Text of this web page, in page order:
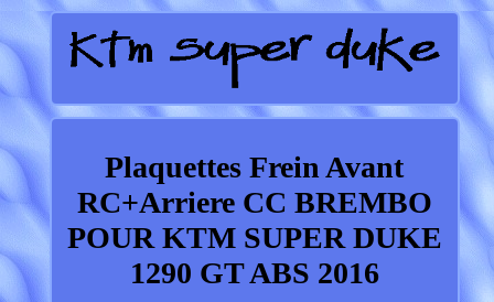
Plaquettes Frein Avant
RC+Arriere CC BREMBO
POUR KTM SUPER DUKE
1290 GT ABS 2016